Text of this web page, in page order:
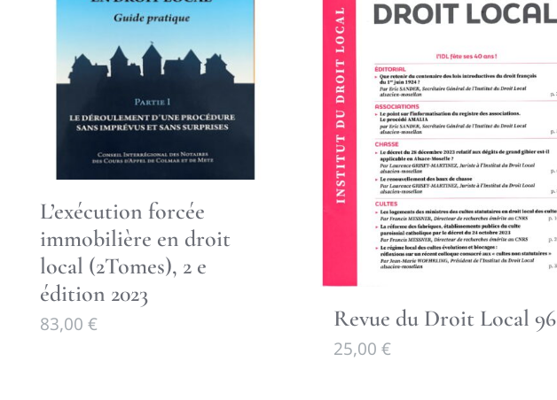
L’exécution forcée
immobilière en droit
local (2Tomes), 2 e
édition 2023
83,00 € Revue du Droit Local 96
25,00 €